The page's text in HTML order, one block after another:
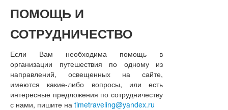
ПОМОЩЬ И
СОТРУДНИЧЕСТВО
Если Вам необходима помощь в
организации путешествия по одному из
направлений, освещенных на сайте,
имеются какие-либо вопросы, или есть
интересные предложения по сотрудничеству
с нами, пишите на timetraveling@yandex.ru